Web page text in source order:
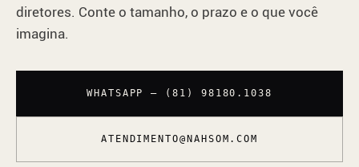
diretores. Conte o tamanho, o prazo e o que você
imagina.
WHATSAPP — (81) 98180.1038
ATENDIMENTO@NAHSOM.COM